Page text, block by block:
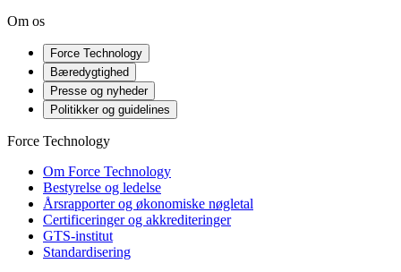
Om os
Force Technology
Bæredygtighed
Presse og nyheder
Politikker og guidelines
Force Technology
Om Force Technology
Bestyrelse og ledelse
Årsrapporter og økonomiske nøgletal
Certificeringer og akkrediteringer
GTS-institut
Standardisering